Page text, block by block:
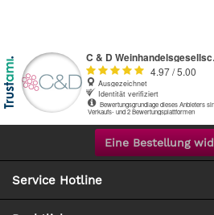
Eine Bestellung
Service Hotline